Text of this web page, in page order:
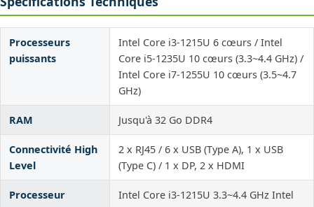
Processeurs
puissants
Intel Core i3-1215U 6 cœurs / Intel
Core i5-1235U 10 cœurs (3.3~4.4 GHz) /
Intel Core i7-1255U 10 cœurs (3.5~4.7
GHz)
RAM Jusqu'à 32 Go DDR4
Connectivité High
Level
2 x RJ45 / 6 x USB (Type A), 1 x USB
(Type C) / 1 x DP, 2 x HDMI
Processeur
Intel Core i3-1215U 3.3~4.4 GHz Intel